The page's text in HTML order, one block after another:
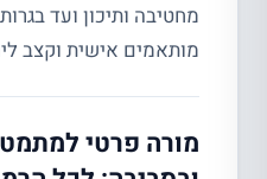
מחטיבה ותיכון ועד
מותאמים אישית וקצב
מורה פרטי